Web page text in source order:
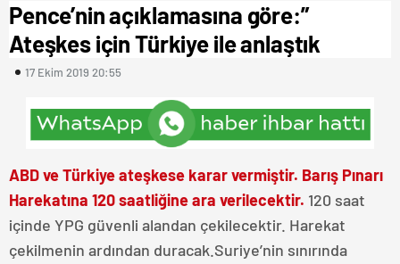
Pence’nin açıklamasına göre:”
Ateşkes için Türkiye ile anlaştık
17 Ekim 2019 20:55
ABD ve Türkiye ateşkese karar vermiştir. Barış Pınarı
Harekatına 120 saatliğine ara verilecektir. 120 saat
içinde YPG güvenli alandan çekilecektir. Harekat
çekilmenin ardından duracak.Suriye’nin sınırında